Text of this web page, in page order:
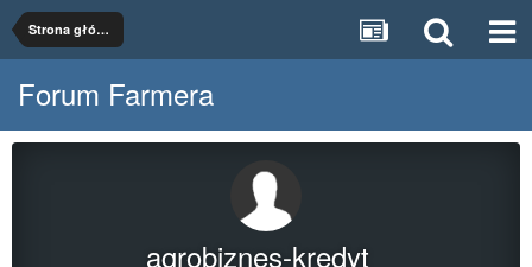
Strona główna
Forum Farmera
agrobiznes-kredyt